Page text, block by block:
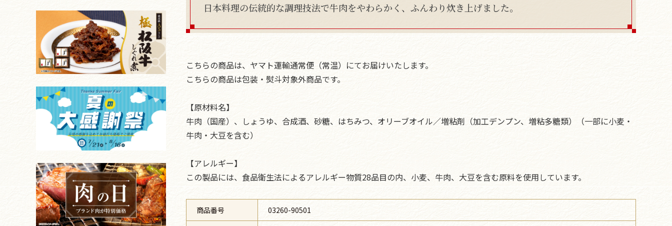
日本料理の伝統的な調理技法で牛肉をやわらかく、ふんわり炊き上げました。
こちらの商品は、ヤマト運輸通常便（常温）にてお届けいたします。
こちらの商品は包装・熨斗対象外商品です。
【原材料名】
牛肉（国産）、しょうゆ、合成酒、砂糖、はちみつ、オリーブオイル／増粘剤（加工デンプン、増粘多糖類）（一部に小麦・
牛肉・大豆を含む）
【アレルギー】
この製品には、食品衛生法によるアレルギー物質28品目の内、小麦、牛肉、大豆を含む原料を使用しています。
商品番号 03260-90501